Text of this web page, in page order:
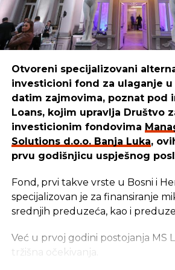
Otvoreni specijalizovani
investicioni fond za ulaganje u
datim zajmovima, poznat pod
Loans, kojim upravlja Društvo
investicionim fondovima
Solutions d.o.o. Banja Luka,
prvu godišnjicu uspješnog
Fond, prvi takve vrste u Bosni i
specijalizovan je za finansiranje
srednjih preduzeća, kao i
Već u prvoj godini postojanja MS
tržišna očekivanja.